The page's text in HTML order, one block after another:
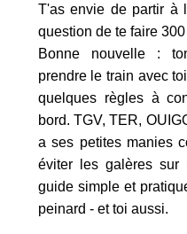
T'as envie de partir à
question de te faire
Bonne nouvelle :
prendre le train avec
quelques règles à
bord. TGV, TER,
a ses petites manies
éviter les galères
guide simple et
peinard - et toi aussi.